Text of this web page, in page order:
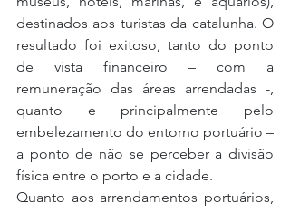
destinados aos turistas da catalunha. O
resultado foi exitoso, tanto do ponto
de vista financeiro – com a
remuneração das áreas arrendadas -,
quanto e principalmente pelo
embelezamento do entorno portuário –
a ponto de não se perceber a divisão
física entre o porto e a cidade.
Quanto aos arrendamentos portuários,